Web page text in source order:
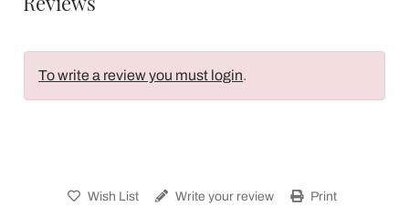
To write a review you must login.
Wish List Write your review Print